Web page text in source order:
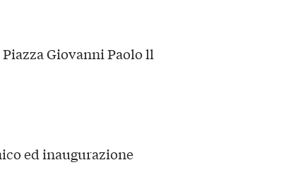
Piazza Giovanni Paolo ll
ed inaugurazione